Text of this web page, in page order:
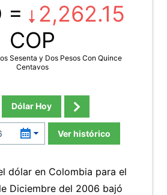
=
2,262.15
COP
Sesenta y Dos Pesos Con Quince
Centavos
Dólar Hoy
Ver histórico
dólar en Colombia para el
Diciembre del 2006 bajó